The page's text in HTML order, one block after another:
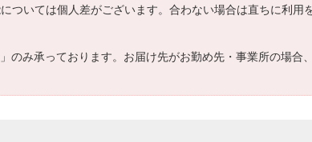
ついては個人差がございます。合わない場合は直ちに利用
のみ承っております。お届け先がお勤め先・事業所の場